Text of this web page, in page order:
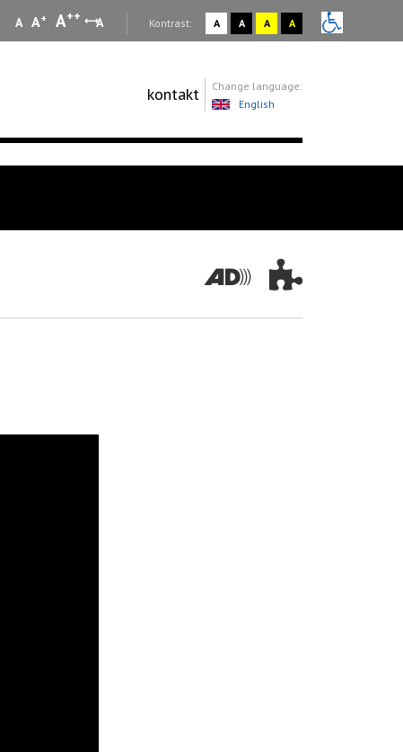
A A+ A++ A Kontrast: A A A A
kontakt
Change language:
English